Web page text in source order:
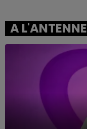
A L'ANTENNE